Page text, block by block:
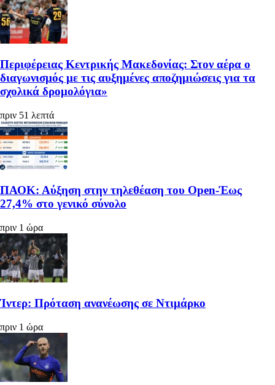
Περιφέρειας Κεντρικής Μακεδονίας: Στον αέρα ο
διαγωνισμός με τις αυξημένες αποζημιώσεις για τα
σχολικά δρομολόγια»
πριν 51 λεπτά
ΠΑΟΚ: Αύξηση στην τηλεθέαση του Open-Έως
27,4% στο γενικό σύνολο
πριν 1 ώρα
Ίντερ: Πρόταση ανανέωσης σε Ντιμάρκο
πριν 1 ώρα